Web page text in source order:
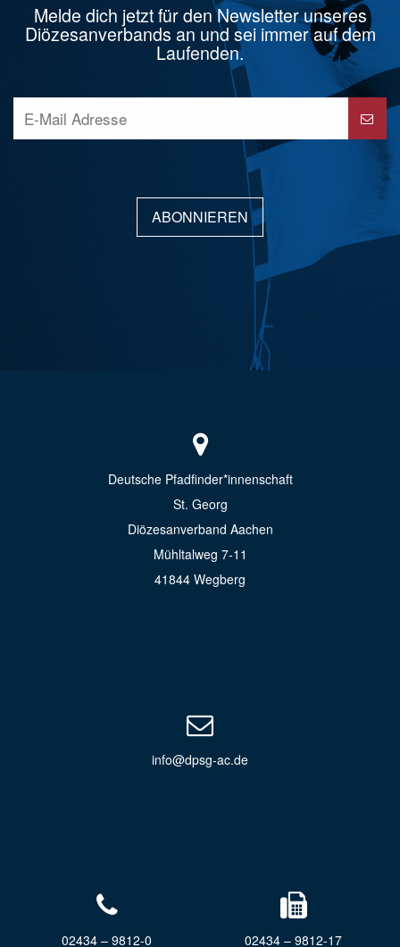
Melde dich jetzt für den Newsletter unseres
Diözesanverbands an und sei immer auf dem
Laufenden.
ABONNIEREN
Deutsche Pfadfinder*innenschaft
St. Georg
Diözesanverband Aachen
Mühltalweg 7-11
41844 Wegberg
info@dpsg-ac.de
02434 – 9812-0 02434 – 9812-17